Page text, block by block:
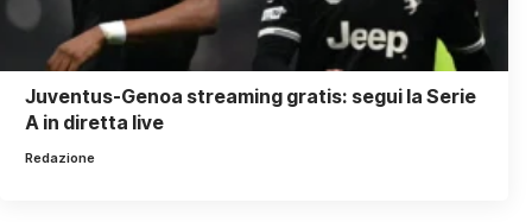
Juventus-Genoa streaming gratis: segui la Serie
A in diretta live
Redazione